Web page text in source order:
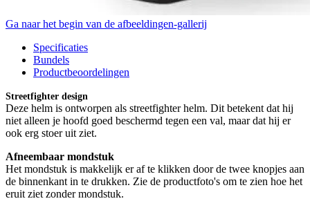
Ga naar het begin van de afbeeldingen-gallerij
Specificaties
Bundels
Productbeoordelingen
Streetfighter design
Deze helm is ontworpen als streetfighter helm. Dit betekent dat hij
niet alleen je hoofd goed beschermd tegen een val, maar dat hij er
ook erg stoer uit ziet.
Afneembaar mondstuk
Het mondstuk is makkelijk er af te klikken door de twee knopjes aan
de binnenkant in te drukken. Zie de productfoto's om te zien hoe het
eruit ziet zonder mondstuk.